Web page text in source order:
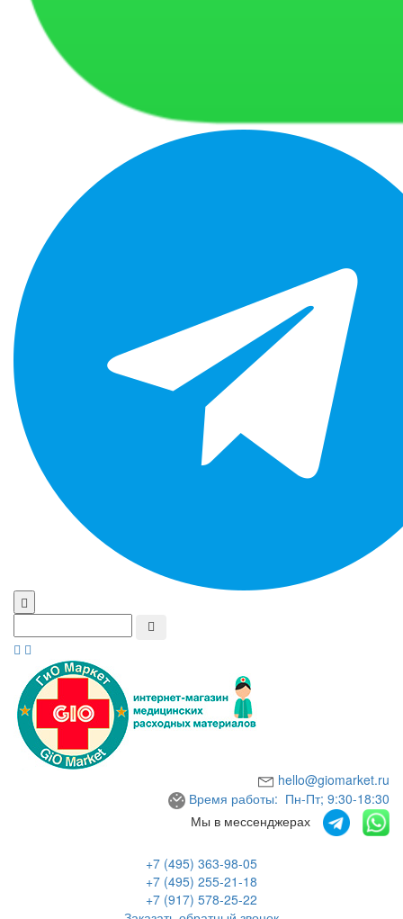
hello@giomarket.ru
Время работы: Пн-Пт; 9:30-18:30
Мы в мессенджерах
+7 (495) 363-98-05
+7 (495) 255-21-18
+7 (917) 578-25-22